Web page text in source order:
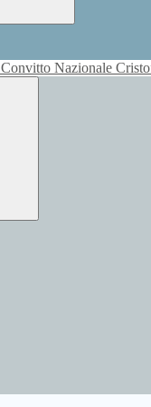
Convitto Nazionale